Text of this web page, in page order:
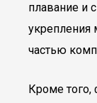
плавание и
укрепления
частью
Кроме того,